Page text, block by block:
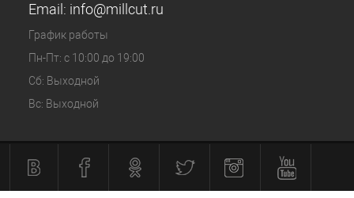
Email: info@millcut.ru
График работы
Пн-Пт: с 10:00 до 19:00
Сб: Выходной
Вс: Выходной